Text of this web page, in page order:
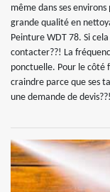
même dans ses
grande qualité en
Peinture WDT 78. Si
contacter??! La
ponctuelle. Pour le côté
craindre parce que ses
une demande de devis??!